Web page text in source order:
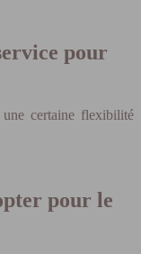
pour
certaine flexibilité
pour le